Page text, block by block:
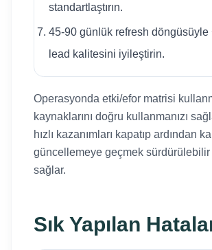
standartlaştırın.
45-90 günlük refresh döngüsüyle
lead kalitesini iyileştirin.
Operasyonda etki/efor matrisi
kaynaklarını doğru kullanmanızı
hızlı kazanımları kapatıp ardından
güncellemeye geçmek
sağlar.
Sık Yapılan